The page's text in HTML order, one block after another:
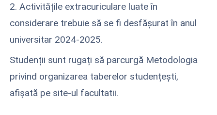
2. Activitățile extracuriculare luate în
considerare trebuie să se fi desfășurat în anul
universitar 2024-2025.
Studenții sunt rugați să parcurgă Metodologia
privind organizarea taberelor studențești,
afișată pe site-ul facultatii.